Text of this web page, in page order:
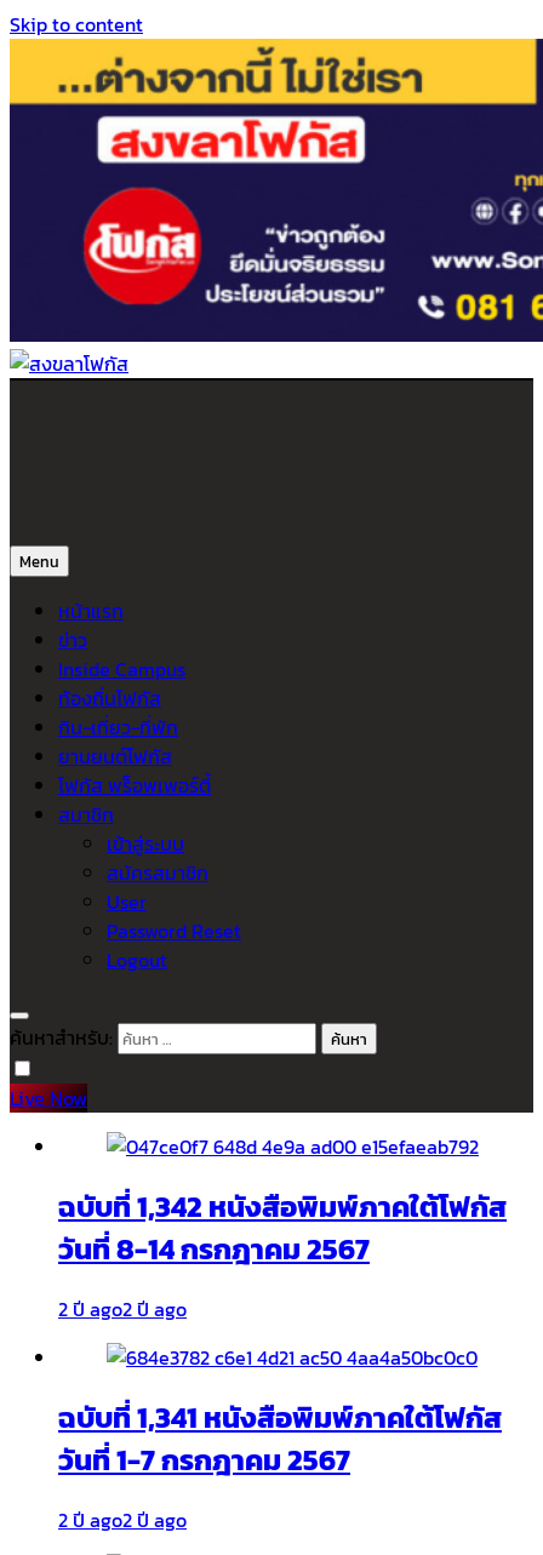
Skip to content
Menu
หน้าแรก
ข่าว
Inside Campus
ท้องถิ่นโฟกัส
กิน-เที่ยว-ที่พัก
ยานยนต์โฟกัส
โฟกัส พร็อพเพอร์ตี้
สมาชิก
เข้าสู่ระบบ
สมัครสมาชิก
User
Password Reset
Logout
ค้นหาสำหรับ:
Live Now
ฉบับที่ 1,342 หนังสือพิมพ์ภาคใต้โฟกัส
วันที่ 8-14 กรกฎาคม 2567
2 ปี ago2 ปี ago
ฉบับที่ 1,341 หนังสือพิมพ์ภาคใต้โฟกัส
วันที่ 1-7 กรกฎาคม 2567
2 ปี ago2 ปี ago